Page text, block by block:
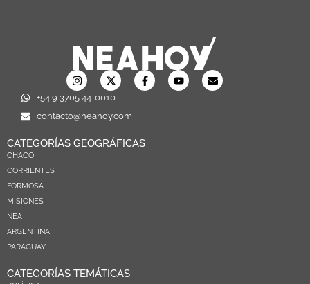
+54 9 3705 44-0010
contacto@neahoy.com
CATEGORÍAS GEOGRÁFICAS
CHACO
CORRIENTES
FORMOSA
MISIONES
NEA
ARGENTINA
PARAGUAY
CATEGORÍAS TEMÁTICAS